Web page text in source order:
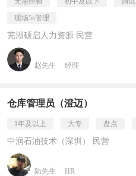
现场5s管理
芜湖硕启人力资源 民营
赵先生 经理
仓库管理员（澄迈）
1年及以上 大专 盘点
中润石油技术（深圳） 民营
陆先生 HR